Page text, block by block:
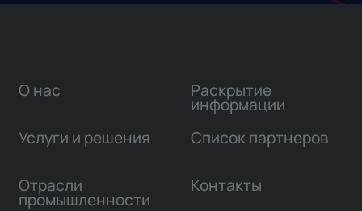
О нас
Услуги и решения
Отрасли
промышленности
Раскрытие
информации
Список партнеров
Контакты